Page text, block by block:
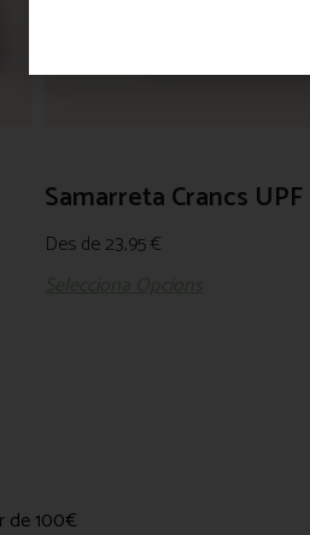
Samarreta Crancs
Des de23,95€
de 100€